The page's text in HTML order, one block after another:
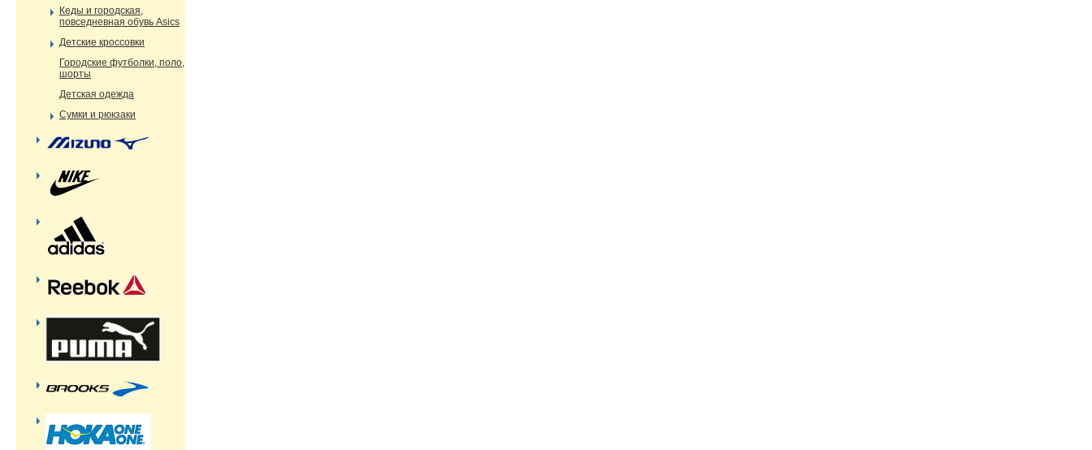
Кеды и городская,
повседневная обувь Asics
Детские кроссовки
Городские футболки, поло,
шорты
Детская одежда
Сумки и рюкзаки